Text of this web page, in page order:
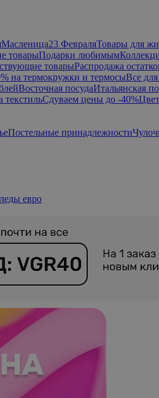
Масленица23 ФевраляТовары для
товарыПодарки любимым
товарыРаспродажа
на термокружки и термосыВсе
Восточная посудаИтальянская
текстильСдуваем цены до -40%
Постельные принадлежности
евро